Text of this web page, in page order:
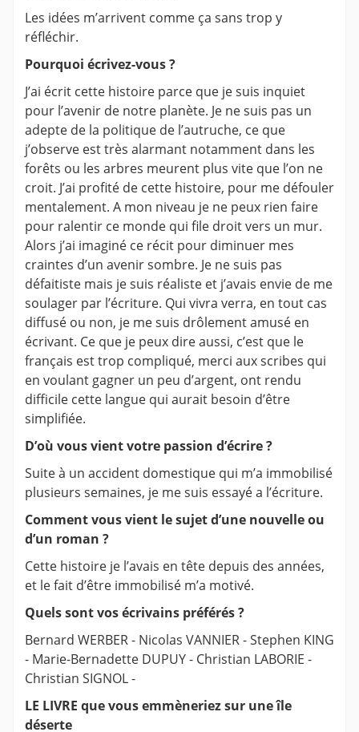
Les idées m’arrivent comme ça sans trop y
réfléchir.
Pourquoi écrivez-vous ?
J’ai écrit cette histoire parce que je suis inquiet
pour l’avenir de notre planète. Je ne suis pas un
adepte de la politique de l’autruche, ce que
j’observe est très alarmant notamment dans les
forêts ou les arbres meurent plus vite que l’on ne
croit. J’ai profité de cette histoire, pour me défouler
mentalement. A mon niveau je ne peux rien faire
pour ralentir ce monde qui file droit vers un mur.
Alors j’ai imaginé ce récit pour diminuer mes
craintes d’un avenir sombre. Je ne suis pas
défaitiste mais je suis réaliste et j’avais envie de me
soulager par l’écriture. Qui vivra verra, en tout cas
diffusé ou non, je me suis drôlement amusé en
écrivant. Ce que je peux dire aussi, c’est que le
français est trop compliqué, merci aux scribes qui
en voulant gagner un peu d’argent, ont rendu
difficile cette langue qui aurait besoin d’être
simplifiée.
D’où vous vient votre passion d’écrire ?
Suite à un accident domestique qui m’a immobilisé
plusieurs semaines, je me suis essayé a l’écriture.
Comment vous vient le sujet d’une nouvelle ou
d’un roman ?
Cette histoire je l’avais en tête depuis des années,
et le fait d’être immobilisé m’a motivé.
Quels sont vos écrivains préférés ?
Bernard WERBER - Nicolas VANNIER - Stephen KING
- Marie-Bernadette DUPUY - Christian LABORIE -
Christian SIGNOL -
LE LIVRE que vous emmèneriez sur une île
déserte